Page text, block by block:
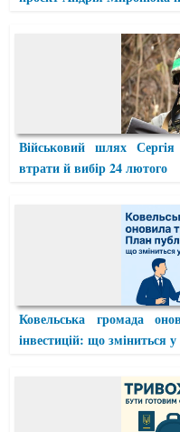
Військовий шлях
втрати й вибір 24 лютого
Ковельська громада
інвестицій: що зміниться